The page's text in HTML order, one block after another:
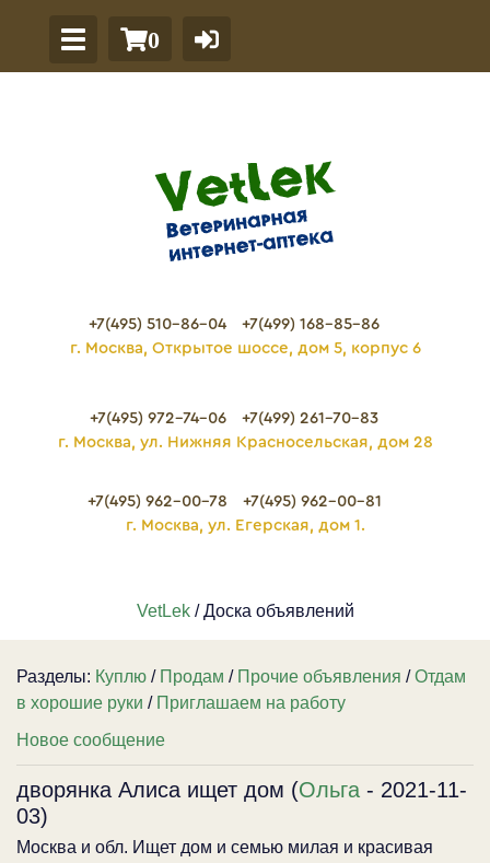
0
+7(495) 510-86-04
+7(499) 168-85-86
г. Москва, Открытое шоссе, дом 5, корпус 6
+7(495) 972-74-06
+7(499) 261-70-83
г. Москва, ул. Нижняя Красносельская, дом 28
+7(495) 962-00-78
+7(495) 962-00-81
г. Москва, ул. Егерская, дом 1.
VetLek/ Доска объявлений
Разделы: Куплю / Продам / Прочие объявления /Отдам
в хорошие руки / Приглашаем на работу
Новое сообщение
дворянка Алиса ищет дом (Ольга - 2021-11-
03)
Москва и обл. Ищет дом и семью милая и красивая